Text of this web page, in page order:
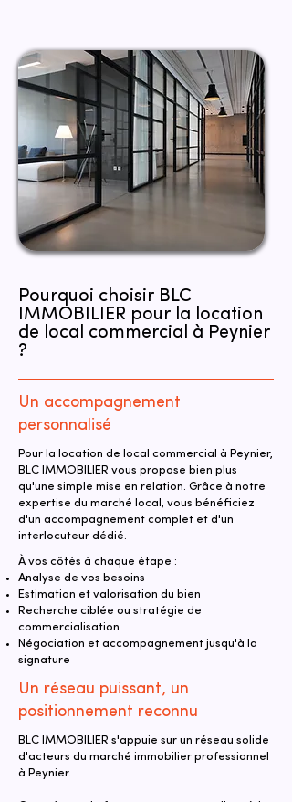
Pourquoi choisir BLC
IMMOBILIER pour la location
de local commercial à Peynier
?
Un accompagnement
personnalisé
Pour la location de local commercial à Peynier,
BLC IMMOBILIER vous propose bien plus
qu'une simple mise en relation. Grâce à notre
expertise du marché local, vous bénéficiez
d'un accompagnement complet et d'un
interlocuteur dédié.
À vos côtés à chaque étape :
Analyse de vos besoins
Estimation et valorisation du bien
Recherche ciblée ou stratégie de
commercialisation
Négociation et accompagnement jusqu'à la
signature
Un réseau puissant, un
positionnement reconnu
BLC IMMOBILIER s'appuie sur un réseau solide
d'acteurs du marché immobilier professionnel
à Peynier.